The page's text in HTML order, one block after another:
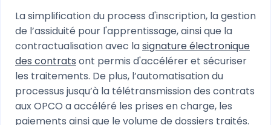
La simplification du process d'inscription, la gestion
de l’assiduité pour l'apprentissage, ainsi que la
contractualisation avec lasignature électronique
des contrats ont permis d'accélérer et sécuriser
les traitements. De plus, l’automatisation du
processus jusqu’à la télétransmission des contrats
aux OPCO a accéléré les prises en charge, les
paiements ainsi que le volume de dossiers traités.